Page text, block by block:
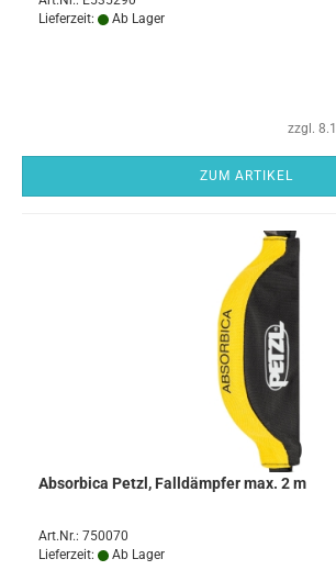
Lieferzeit:
Ab Lager
zzgl.
ZUM ARTIKEL
Absorbica Petzl, Falldämpfer max. 2 m
Art.Nr.: 750070
Lieferzeit:
Ab Lager